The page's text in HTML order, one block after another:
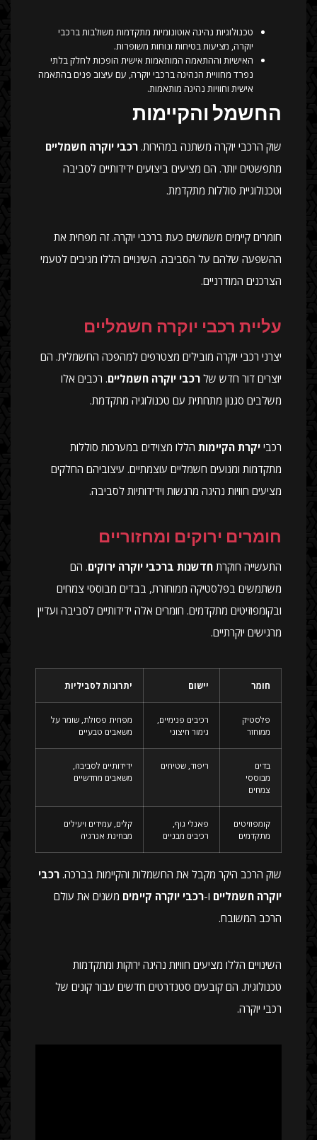
טכנולוגיות נהיגה אוטונומיות מתקדמות משולבות ברכבי
יוקרה, מציעות בטיחות ונוחות משופרות.
האישיות וההתאמה המותאמות אישית הופכות לחלק בלתי
נפרד מחוויית הנהיגה ברכבי יוקרה, עם עיצוב פנים בהתאמה
אישית וחוויות נהיגה מותאמות.
החשמל והקיימות
שוק הרכבי יוקרה משתנה במהירות. רכבי יוקרה חשמליים
מתפשטים יותר. הם מציעים ביצועים ידידותיים לסביבה
וטכנולוגיית סוללות מתקדמת.
חומרים קיימים משמשים כעת ברכבי יוקרה. זה מפחית את
ההשפעה שלהם על הסביבה. השינויים הללו מגיבים לטעמי
הצרכנים המודרניים.
עליית רכבי יוקרה חשמליים
יצרני רכבי יוקרה מובילים מצטרפים למהפכה החשמלית. הם
יוצרים דור חדש של רכבי יוקרה חשמליים. רכבים אלו
משלבים סגנון מתחתית עם טכנולוגיה מתקדמת.
רכבי יקרת הקיימות הללו מצוידים במערכות סוללות
מתקדמות ומנועים חשמליים עוצמתיים. עיצוביהם החלקים
מציעים חוויות נהיגה מרגשות וידידותיות לסביבה.
חומרים ירוקים ומחזוריים
התעשייה חוקרת חדשנות ברכבי יוקרה ירוקים. הם
משתמשים בפלסטיקה ממוחזרת, בבדים מבוססי צמחים
ובקומפוזיטים מתקדמים. חומרים אלה ידידותיים לסביבה ועדיין
מרגישים יוקרתיים.
חומר יישום יתרונות לסביליות
פלסטיק
ממוחזר
רכיבים פנימיים,
גימור חיצוני
מפחית פסולת, שומר על
משאבים טבעיים
בדים
מבוססי
צמחים
ריפוד, שטיחים
ידידותיים לסביבה,
משאבים מחדשיים
קומפוזיטים
מתקדמים
פאנלי גוף,
רכיבים מבניים
קלים, עמידים ויעילים
מבחינת אנרגיה
שוק הרכב היקר מקבל את החשמלות והקיימות בברכה. רכבי
יוקרה חשמליים ו-רכבי יוקרה קיימים משנים את עולם
הרכב המשובח.
השינויים הללו מציעים חוויות נהיגה ירוקות ומתקדמות
טכנולוגית. הם קובעים סטנדרטים חדשים עבור קונים של
רכבי יוקרה.